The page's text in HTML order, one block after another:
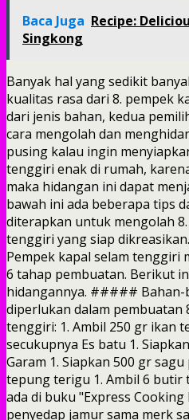
Baca Juga Recipe:
Singkong
Banyak hal yang sedikit
kualitas rasa dari 8. pempek
dari jenis bahan, kedua
cara mengolah dan
pusing kalau ingin
tenggiri enak di rumah,
maka hidangan ini dapat
bawah ini ada beberapa tips
diterapkan untuk mengolah
tenggiri yang siap
Pempek kapal selam tenggiri
6 tahap pembuatan. Berikut
hidangannya. ##### Bahan-
diperlukan dalam pembuatan
tenggiri: 1. Ambil 250 gr ikan
secukupnya Es batu 1.
Garam 1. Siapkan 500 gr
tepung terigu 1. Ambil 6 butir
ada di buku "Express Cooking
penyedap jamur sama merk